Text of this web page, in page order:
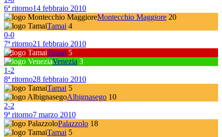
6ª ritorno14 febbraio 2010
Montecchio Maggiore 20
Tamai 4
0-0
7ª ritorno21 febbraio 2010
Tamai 5
Venezia 3
1-2
8ª ritorno28 febbraio 2010
Tamai 5
Albignasego 10
2-2
9ª ritorno7 marzo 2010
Palazzolo 18
Tamai 5